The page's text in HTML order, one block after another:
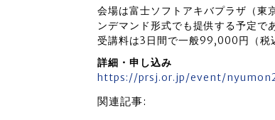
会場は富士ソフトアキバプラザ（東
ンデマンド形式でも提供する予定で
受講料は3日間で一般99,000円（税
詳細・申し込み
https://prsj.or.jp/event/
関連記事: